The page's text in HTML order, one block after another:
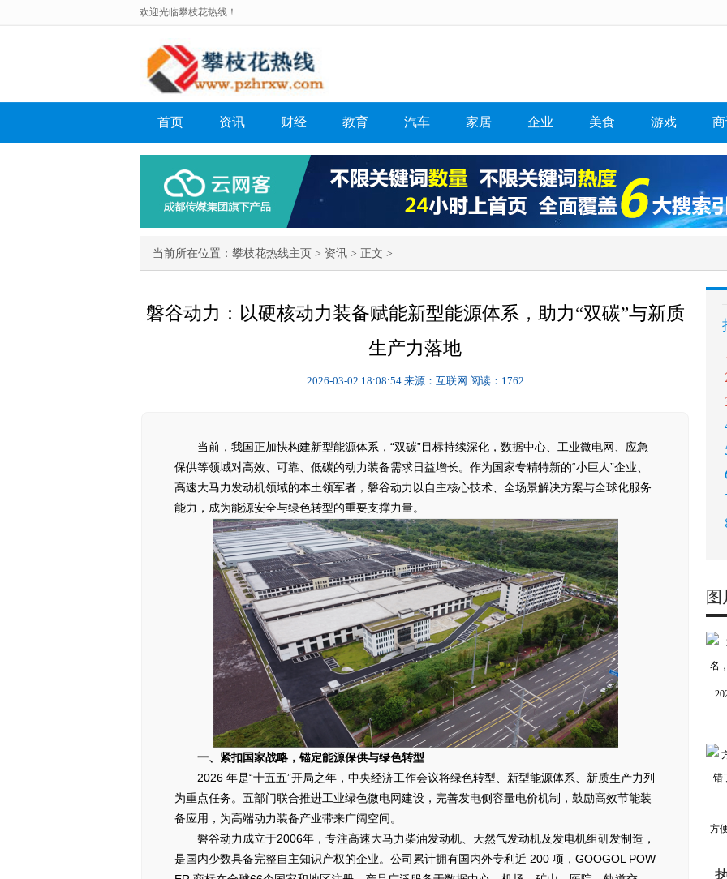
欢迎光临攀枝花热线！
首页 资讯 财经 教育 汽车 家居 企业 美食 游戏
当前所在位置： 攀枝花热线主页 > 资讯 > 正文 >
磐谷动力：以硬核动力装备赋能新型能源体系，助力“双碳”与新质
生产力落地
2026-03-02 18:08:54 来源：互联网 阅读：1762
当前，我国正加快构建新型能源体系，“双碳”目标持续深化，数据中心、工业微电网、应急
保供等领域对高效、可靠、低碳的动力装备需求日益增长。作为国家专精特新的“小巨人”企业、
高速大马力发动机领域的本土领军者，磐谷动力以自主核心技术、全场景解决方案与全球化服务
能力，成为能源安全与绿色转型的重要支撑力量。
一、紧扣国家战略，锚定能源保供与绿色转型
2026 年是“十五五”开局之年，中央经济工作会议将绿色转型、新型能源体系、新质生产力列
为重点任务。五部门联合推进工业绿色微电网建设，完善发电侧容量电价机制，鼓励高效节能装
备应用，为高端动力装备产业带来广阔空间。
磐谷动力成立于2006年，专注高速大马力柴油发动机、天然气发动机及发电机组研发制造，
是国内少数具备完整自主知识产权的企业。公司累计拥有国内外专利近 200 项，GOOGOL POW
方